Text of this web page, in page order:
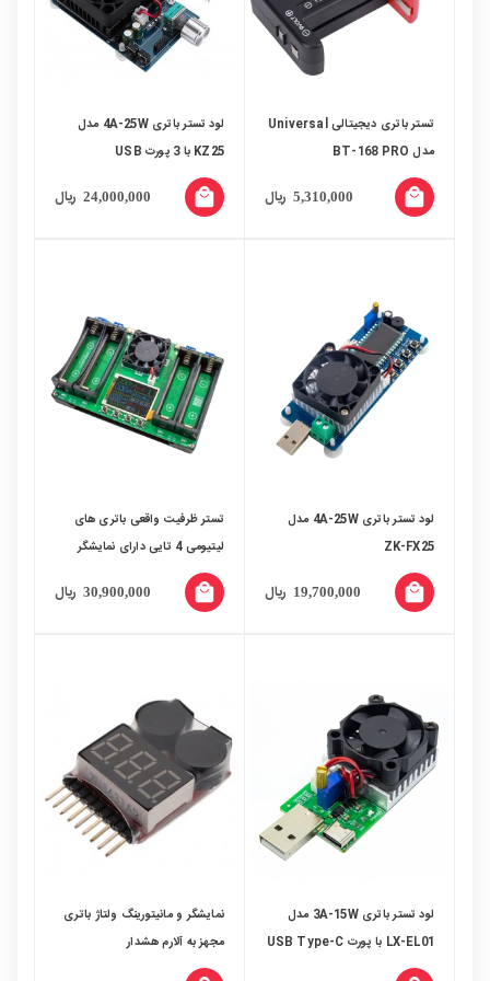
تستر باتری دیجیتالی Universal
مدل BT-168 PRO
5,310,000 ریال local_mall
لود تستر باتری 4A-25W مدل
KZ25 با 3 پورت USB
24,000,000 ریال local_mall
لود تستر باتری 4A-25W مدل
ZK-FX25
19,700,000 ریال local_mall
تستر ظرفیت واقعی باتری های
لیتیومی 4 تایی دارای نمایشگر
رنگی مدل GXHF0107
30,900,000 ریال local_mall
لود تستر باتری 3A-15W مدل
LX-EL01 با پورت USB Type-C
نمایشگر و مانیتورینگ ولتاژ باتری
مجهز به آلارم هشدار